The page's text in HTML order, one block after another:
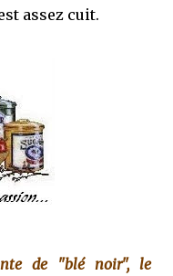
assez cuit.
de "blé noir", le